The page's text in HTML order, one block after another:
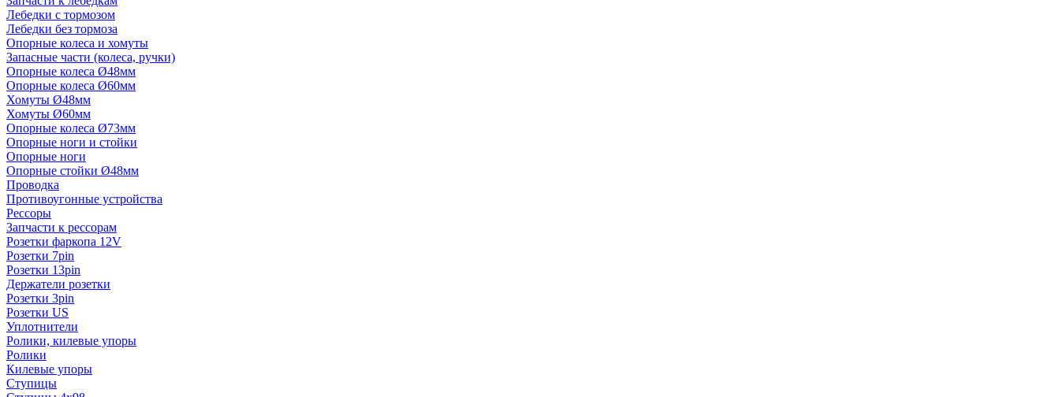
Лебедки с тормозом
Лебедки без тормоза
Опорные колеса и хомуты
Запасные части (колеса, ручки)
Опорные колеса Ø48мм
Опорные колеса Ø60мм
Хомуты Ø48мм
Хомуты Ø60мм
Опорные колеса Ø73мм
Опорные ноги и стойки
Опорные ноги
Опорные стойки Ø48мм
Проводка
Противоугонные устройства
Рессоры
Запчасти к рессорам
Розетки фаркопа 12V
Розетки 7pin
Розетки 13pin
Держатели розетки
Розетки 3pin
Розетки US
Уплотнители
Ролики, килевые упоры
Ролики
Килевые упоры
Ступицы